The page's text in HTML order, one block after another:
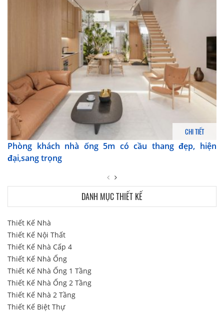
CHI TIẾT
Phòng khách nhà ống 5m có cầu thang đẹp, hiện
đại,sang trọng
DANH MỤC THIẾT KẾ
Thiết Kế Nhà
Thiết Kế Nội Thất
Thiết Kế Nhà Cấp 4
Thiết Kế Nhà Ống
Thiết Kế Nhà Ống 1 Tầng
Thiết Kế Nhà Ống 2 Tầng
Thiết Kế Nhà 2 Tầng
Thiết Kế Biệt Thự